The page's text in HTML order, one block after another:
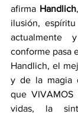
afirma Handlich
ilusión,
actualmente
conforme pasa
Handlich, el
y de la magia
que VIVAMOS
vidas, la